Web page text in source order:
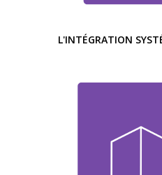
L'INTÉGRATION